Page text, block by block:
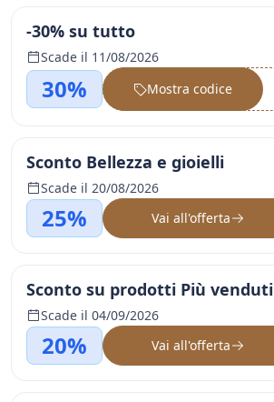
-30% su tutto
Scade il 11/08/2026
30% ••••••
Mostra codice
Sconto Bellezza e gioielli
Scade il 20/08/2026
25% Vai all'offerta
Sconto su prodotti Più venduti
Scade il 04/09/2026
20% Vai all'offerta